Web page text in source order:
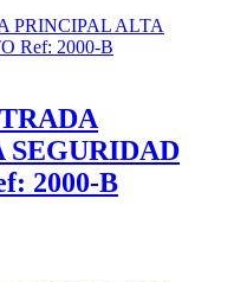
SEGURIDAD
2000-B